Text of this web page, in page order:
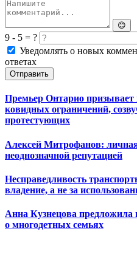
😊
9 - 5 = ?
Уведомлять о новых
ответах
Отправить
Премьер Онтарио призывает
ковидных ограничений,
протестующих
Алексей Митрофанов:
неоднозначной репутацией
Несправедливость
владение, а не за
Анна Кузнецова предложила
о многодетных семьях